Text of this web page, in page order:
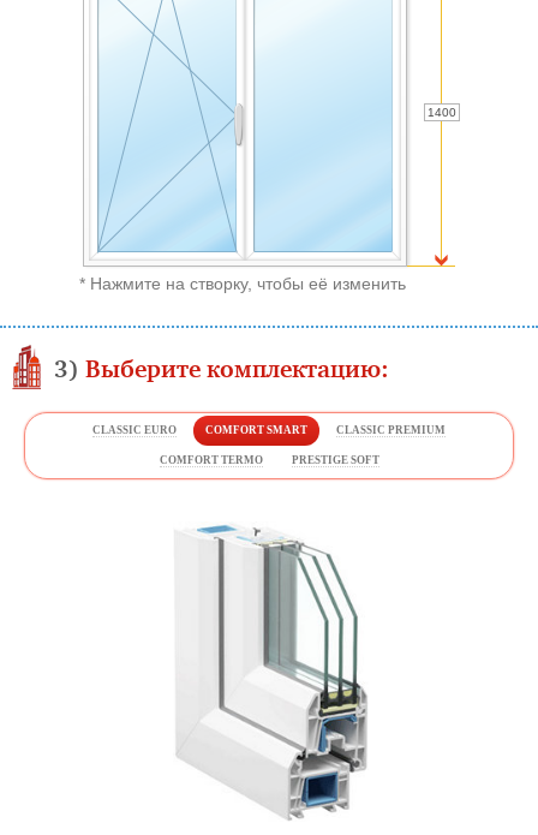
* Нажмите на створку, чтобы её изменить
3) Выберите комплектацию:
CLASSIC EURO COMFORT SMART CLASSIC PREMIUM
COMFORT TERMO PRESTIGE SOFT